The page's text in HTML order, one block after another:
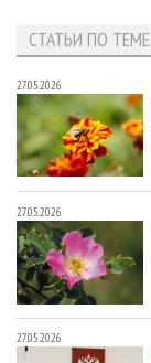
СТАТЬИ ПО ТЕМЕ
27.05.2026
27.05.2026
27.05.2026